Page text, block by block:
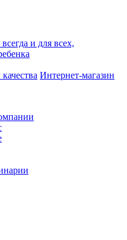
и для всех,
Интернет-магазин